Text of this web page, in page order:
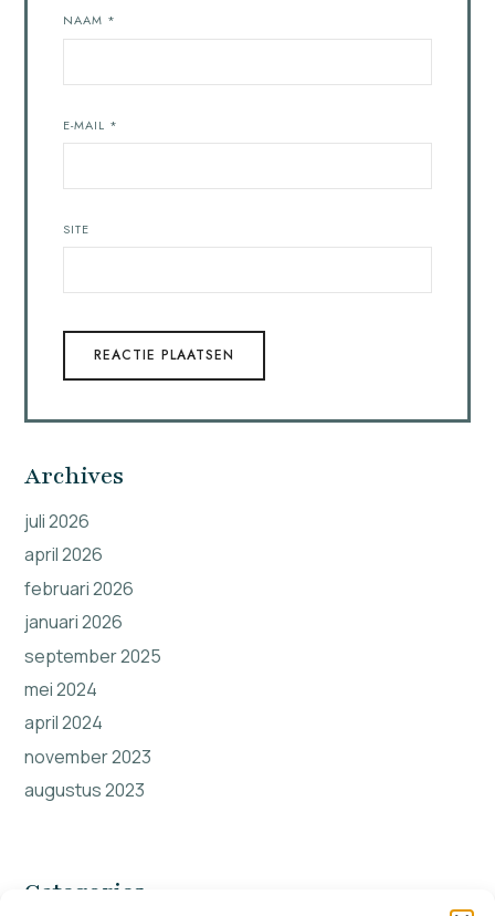
NAAM *
E-MAIL *
SITE
Archives
juli 2026
april 2026
februari 2026
januari 2026
september 2025
mei 2024
april 2024
november 2023
augustus 2023
Categories